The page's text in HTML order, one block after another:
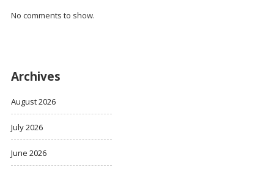
No comments to show.
Archives
August 2026
July 2026
June 2026